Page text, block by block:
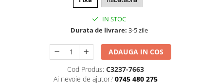
IN STOC
Durata de livrare: 3-5 zile
ADAUGA IN COS
Cod Produs: C3237-7663
Ai nevoie de ajutor? 0745 480 275